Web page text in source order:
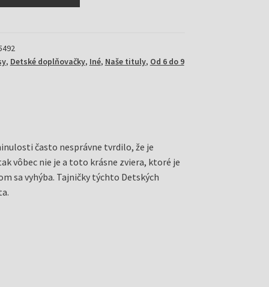
, Detské doplňovačky, Iné, Naše tituly, Od 6 do 9
často nesprávne tvrdilo, že je
vôbec nie je a toto krásne zviera, ktoré je
sa vyhýba. Tajničky týchto Detských